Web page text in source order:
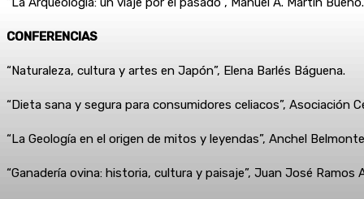
CONFERENCIAS
“Naturaleza, cultura y artes en Japón”, Elena Barlés Báguena.
“Dieta sana y segura para consumidores celiacos”, Asociación
“La Geología en el origen de mitos y leyendas”, Anchel
“Ganadería ovina: historia, cultura y paisaje”, Juan José Ramos